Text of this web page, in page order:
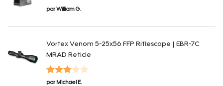
Note4
par William G.
Vortex Venom 5-25x56 FFP Riflescope | EBR-7C
MRAD Reticle
Note3
par Michael E.